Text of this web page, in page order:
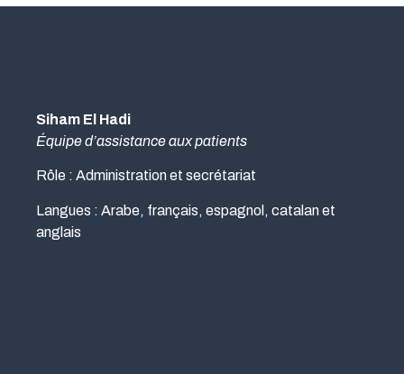
Siham El Hadi
Équipe d’assistance aux patients
Rôle : Administration et secrétariat
Langues : Arabe, français, espagnol, catalan et
anglais